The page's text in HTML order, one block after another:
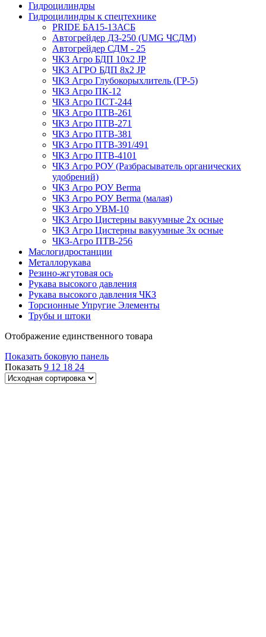
Гидроцилиндры
Гидроцилиндры к спецтехнике
PRIDE БА15-13АСБ
Автогрейдер ДЗ-250 (UMG ЧСДМ)
Автогрейдер СДМ - 25
ЧКЗ Агро БДП 10х2 JP
ЧКЗ АГРО БДП 8х2 JP
ЧКЗ Агро Глубокорыхлитель (ГР-5)
ЧКЗ Агро ПК-12
ЧКЗ Агро ПСТ-244
ЧКЗ Агро ПТВ-261
ЧКЗ Агро ПТВ-271
ЧКЗ Агро ПТВ-381
ЧКЗ Агро ПТВ-391/491
ЧКЗ Агро ПТВ-4101
ЧКЗ Агро РОУ (Разбрасыватель органических
удобрений)
ЧКЗ Агро РОУ Berma
ЧКЗ Агро РОУ Berma (малая)
ЧКЗ Агро УВМ-10
ЧКЗ Агро Цистерны вакуумные 2х осные
ЧКЗ Агро Цистерны вакуумные 3х осные
ЧКЗ-Агро ПТВ-256
Маслогидростанции
Металлорукава
Резино-жгутовая ось
Рукава высокого давления
Рукава высокого давления ЧКЗ
Торсионные Упругие Элементы
Трубы и штоки
Отображение единственного товара
Показать боковую панель
Показать 9 12 18 24